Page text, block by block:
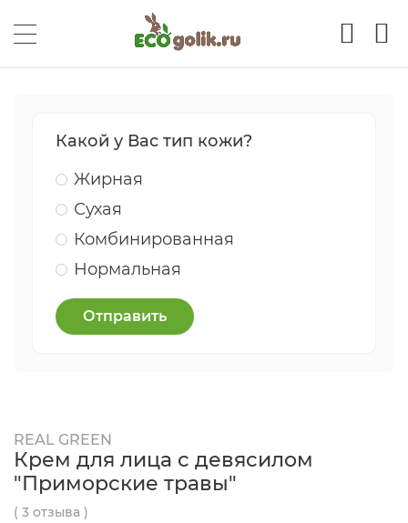
Какой у Вас тип кожи?
Жирная
Сухая
Комбинированная
Нормальная
Отправить
REAL GREEN
Крем для лица с девясилом
"Приморские травы"
( 3 отзыва )